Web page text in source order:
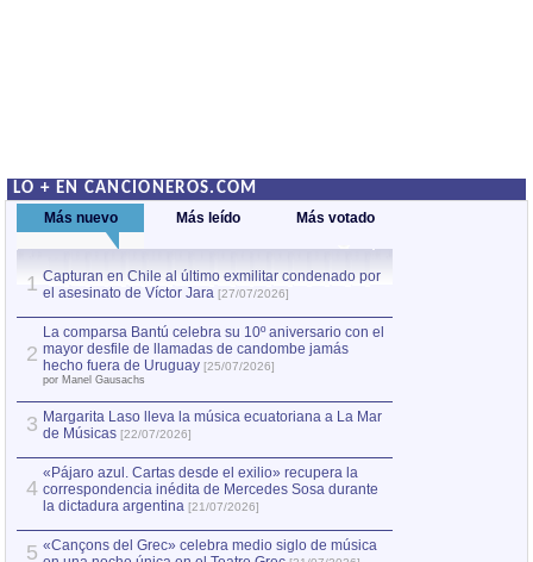
LO + EN CANCIONEROS.COM
Más nuevo Más leído Más votado
1 Capturan en Chile al último exmilitar condenado por
el asesinato de Víctor Jara [27/07/2026]
2
La comparsa Bantú celebra su 10º aniversario con el
mayor desfile de llamadas de candombe jamás
hecho fuera de Uruguay [25/07/2026]
por Manel Gausachs
3 Margarita Laso lleva la música ecuatoriana a La Mar
de Músicas [22/07/2026]
4
«Pájaro azul. Cartas desde el exilio» recupera la
correspondencia inédita de Mercedes Sosa durante
la dictadura argentina [21/07/2026]
5 «Cançons del Grec» celebra medio siglo de música